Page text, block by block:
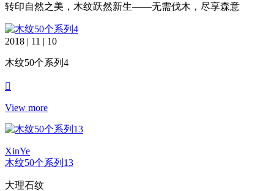
转印自然之美，木纹跃然新生——无需伐木，尽享森意
2018 | 11 | 10
木纹50个系列4
View more
XinYe
木纹50个系列13
大理石纹